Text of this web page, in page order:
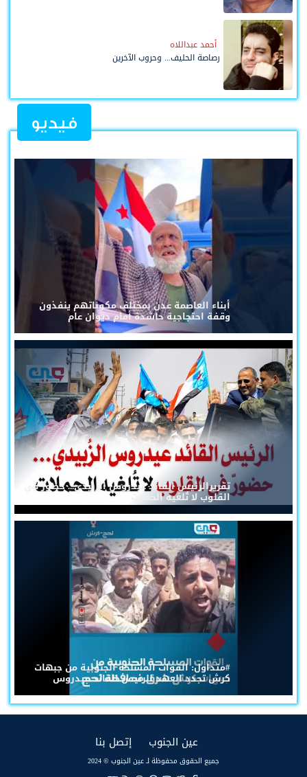
أحمد عبداللاه
رصاصة الحليف... وحروب الآخرين
فيديو
أبناء العاصمة عدن بمختلف مكوناتهم ينفذون
وقفة احتجاجية حاشدة أمام ديوان عام
تقريرالرئيس القائد عيدروس الزُبيدي... حضورٌ في
القلوب لا تُلغيه الحملات
#متداول: القوات المسلحة الجنوبية من جبهات
كرش تجدد العهد للرئيس القائد عيدروس
عين الجنوب إتصل بنا
جميع الحقوق محفوظة لـ عين الجنوب © 2024